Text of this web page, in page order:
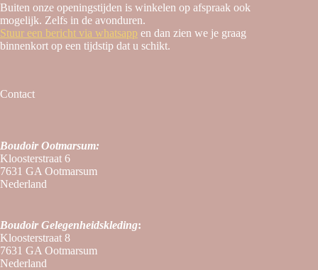
Buiten onze openingstijden is winkelen op afspraak ook
mogelijk. Zelfs in de avonduren.
Stuur een bericht via whatsapp en dan zien we je graag
binnenkort op een tijdstip dat u schikt.
Contact
Boudoir Ootmarsum:
Kloosterstraat 6
7631 GA Ootmarsum
Nederland
Boudoir Gelegenheidskleding:
Kloosterstraat 8
7631 GA Ootmarsum
Nederland